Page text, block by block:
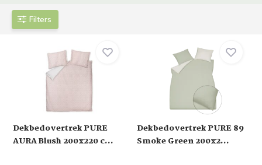
Filters
Dekbedovertrek PURE
AURA Blush 200x220 c...
Dekbedovertrek PURE 89
Smoke Green 200x2...